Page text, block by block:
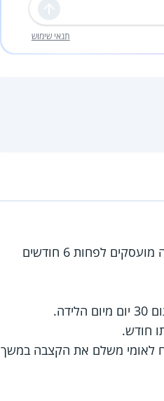
שליחה
תנאי שימוש
שילדה בישראל 3 ילדים או יותר בלידה אחת, אם היא או בן זוגה מועסקים לפחות 6 חודשים
לביטוח לאומי משלם את הקצבה במשך